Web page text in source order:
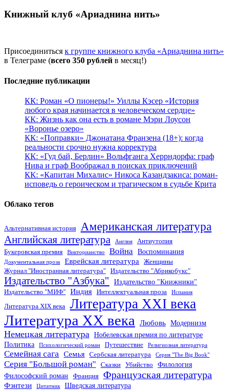
Книжный клуб «Ариаднина нить»
Присоединиться к группе книжного клуба «Ариаднина нить»
в Телеграме (всего 350 рублей в месяц!)
Последние публикации
КК: Роман «О пионеры!» Уиллы Кэсер «История
любого края начинается в человеческом сердце»
КК: Жизнь как она есть в романе Мэри Лоусон
«Воронье озеро»
КК: «Поправки» Джонатана Франзена (18+): когда
реальности срочно нужна корректура
КК: «Гуд бай, Берлин» Вольфганга Херрндорфа: граф
Нива и граф Воображал в поисках приключений
КК: «Капитан Михалис» Никоса Казандзакиса: роман-
исповедь о героическом и трагическом в судьбе Крита
Облако тегов
Альтернативная история Американская литература
Английская литература Англия
Антиутопия
Букеровская премия
Викторианство Война Воспоминания
Документальная проза Еврейская литература
Женщины
Журнал "Иностранная литература"
Издательство "Абрикобукс"
Издательство "Азбука" Издательство "Книжники"
Издательство "МИФ" Индия Интеллектуальная проза Испания
Литература XIX века Литература XXI века
Литература XX века Любовь Модернизм
Немецкая литература
Нобелевская премия по литературе
Политика
Психологический роман Путешествие Религиозная литература
Семейная сага Семья Сербская литература Серия "The Big Book"
Серия "Большой роман" Сказки Убийство
Филология
Философский роман
Франция Французская литература
Фэнтези Цитатник Шведская литература